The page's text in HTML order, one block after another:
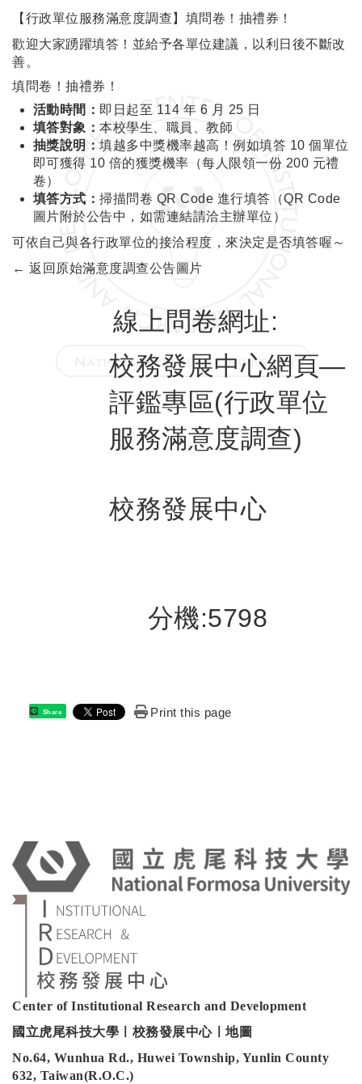
【行政單位服務滿意度調查】填問卷！抽禮券！
歡迎大家踴躍填答！並給予各單位建議，以利日後不斷改
善。
填問卷！抽禮券！
活動時間： 即日起至 114 年 6 月 25 日
填答對象：本校學生、職員、教師
抽獎說明：填越多中獎機率越高！例如填答 10 個單位
即可獲得 10 倍的獲獎機率（每人限領一份 200 元禮
卷）
填答方式：掃描問卷 QR Code 進行填答（QR Code
圖片附於公告中，如需連結請洽主辦單位）
可依自己與各行政單位的接洽程度，來決定是否填答喔～
← 返回原始滿意度調查公告圖片
線上問卷網址:
校務發展中心網頁—
評鑑專區(行政單位
服務滿意度調查)
校務發展中心
分機:5798
Share Print this page
Center of Institutional Research and Development
國立虎尾科技大學ㅣ校務發展中心ㅣ地圖
No.64, Wunhua Rd., Huwei Township, Yunlin County
632, Taiwan(R.O.C.)